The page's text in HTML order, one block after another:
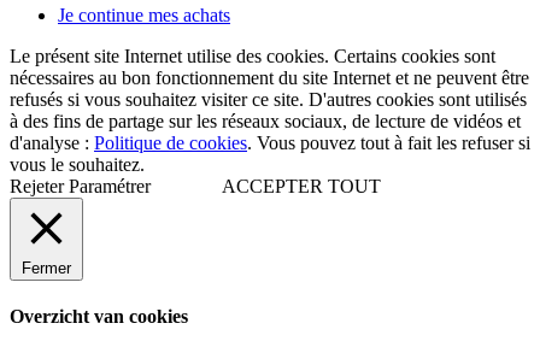
Je continue mes achats
Le présent site Internet utilise des cookies. Certains cookies sont
nécessaires au bon fonctionnement du site Internet et ne peuvent être
refusés si vous souhaitez visiter ce site. D'autres cookies sont utilisés
à des fins de partage sur les réseaux sociaux, de lecture de vidéos et
d'analyse : Politique de cookies. Vous pouvez tout à fait les refuser si
vous le souhaitez.
Rejeter Paramétrer ACCEPTER TOUT
Fermer
Overzicht van cookies